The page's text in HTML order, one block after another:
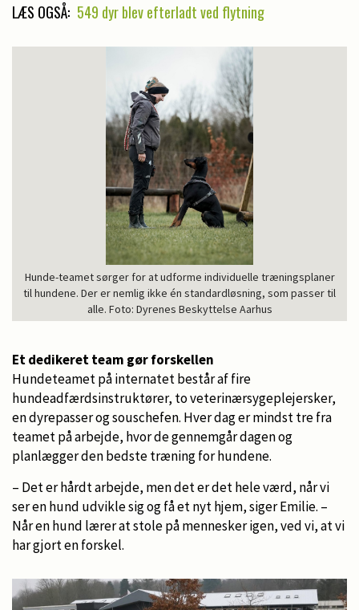
LÆS OGSÅ: 549 dyr blev efterladt ved flytning
Hunde-teamet sørger for at udforme individuelle træningsplaner
til hundene. Der er nemlig ikke én standardløsning, som passer til
alle. Foto: Dyrenes Beskyttelse Aarhus
Et dedikeret team gør forskellen
Hundeteamet på internatet består af fire
hundeadfærdsinstruktører, to veterinærsygeplejersker,
en dyrepasser og souschefen. Hver dag er mindst tre fra
teamet på arbejde, hvor de gennemgår dagen og
planlægger den bedste træning for hundene.
– Det er hårdt arbejde, men det er det hele værd, når vi
ser en hund udvikle sig og få et nyt hjem, siger Emilie. –
Når en hund lærer at stole på mennesker igen, ved vi, at vi
har gjort en forskel.